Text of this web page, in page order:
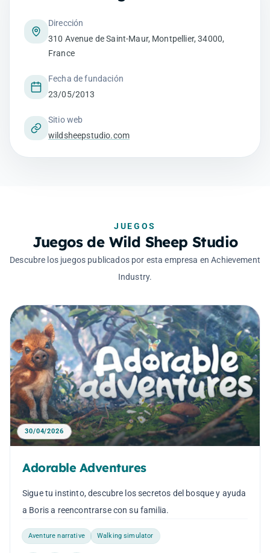
Dirección
310 Avenue de Saint-Maur, Montpellier, 34000,
France
Fecha de fundación
23/05/2013
Sitio web
wildsheepstudio.com
JUEGOS
Juegos de Wild Sheep Studio
Descubre los juegos publicados por esta empresa en Achievement
Industry.
30/04/2026
Adorable Adventures
Sigue tu instinto, descubre los secretos del bosque y ayuda
a Boris a reencontrarse con su familia.
Aventure narrative Walking simulator